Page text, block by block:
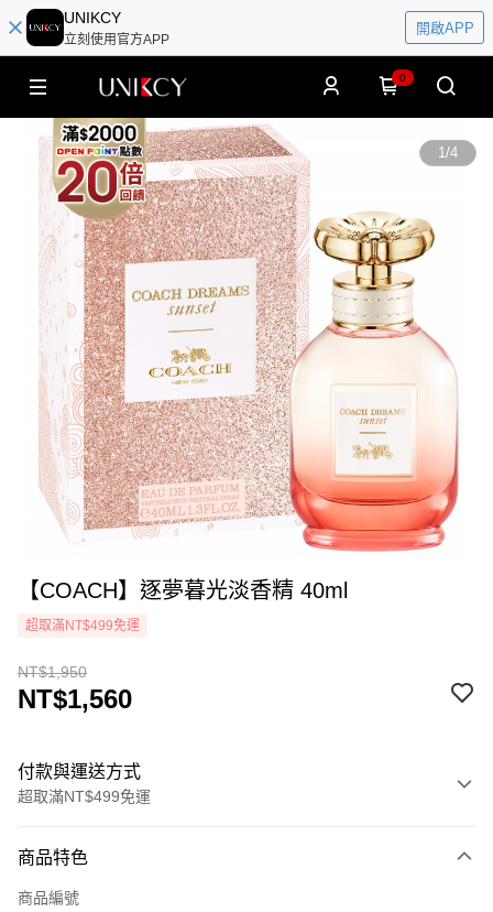
UNIKCY
立刻使用官方APP
開啟APP
0
1/4
【COACH】逐夢暮光淡香精 40ml
超取滿NT$499免運
NT$1,950
NT$1,560
付款與運送方式
超取滿NT$499免運
icash Pay
商品特色
商品編號